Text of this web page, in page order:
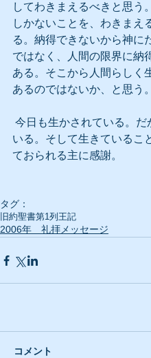
してわきまえるべきと思う
しかないことを、わきまえ
る。納得できないから神に
ではなく、人間の限界に納
ある。そこから人間らしく
あるのではないか、と思う。
いる。そして生きているこ
ておられる主に感謝。
タグ：
旧約聖書第1列王記
2006年 礼拝メッセージ
コメント